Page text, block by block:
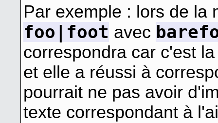
Par exemple : lors de la
foo|foot avec
correspondra car c'est
et elle a réussi à
pourrait ne pas avoir
texte correspondant à